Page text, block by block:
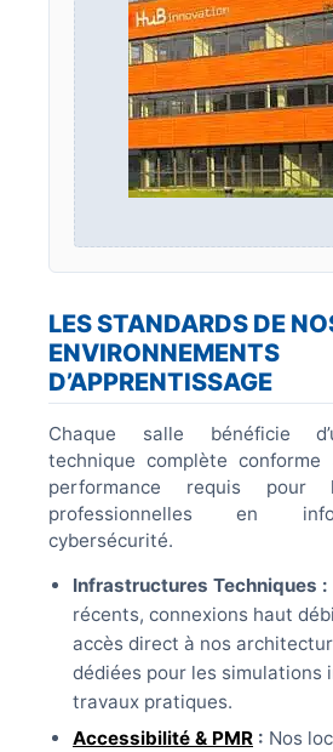
LES STANDARDS DE
ENVIRONNEMENTS
D’APPRENTISSAGE
Chaque salle bénéficie
technique complète
performance requis pour
professionnelles en
cybersécurité.
Infrastructures Techniques :
récents, connexions haut
accès direct à nos
dédiées pour les simulations
travaux pratiques.
Accessibilité & PMR : Nos